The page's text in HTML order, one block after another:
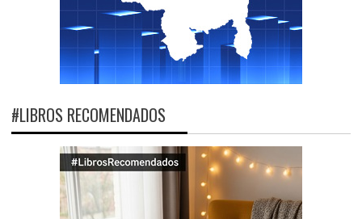
#LIBROS RECOMENDADOS